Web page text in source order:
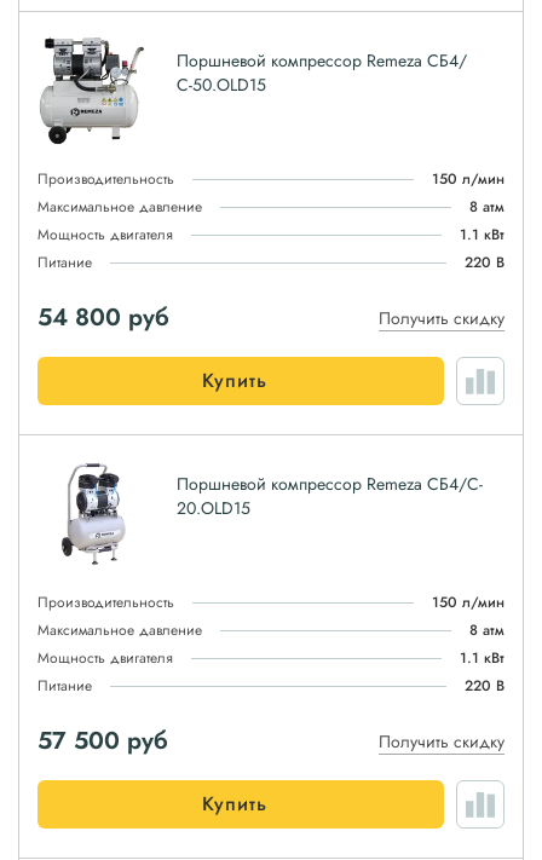
Поршневой компрессор Remeza СБ4/
С-50.OLD15
Производительность
150 л/мин
Максимальное давление
8 атм
Мощность двигателя
1.1 кВт
Питание
220 В
54 800 руб Получить скидку
Купить
Поршневой компрессор Remeza СБ4/C-
20.OLD15
Производительность
150 л/мин
Максимальное давление
8 атм
Мощность двигателя
1.1 кВт
Питание
220 В
57 500 руб Получить скидку
Купить